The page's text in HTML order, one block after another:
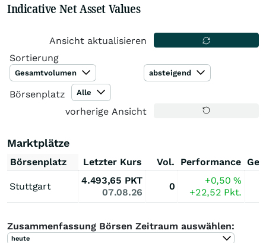
Indicative Net Asset Values
Ansicht aktualisieren
Sortierung
Gesamtvolumen absteigend
Börsenplatz Alle
vorherige Ansicht
Marktplätze
Börsenplatz Letzter Kurs Vol. Performance
Stuttgart
4.493,65 PKT
07.08.26
0
+0,50%
+22,52 Pkt.
Zusammenfassung Börsen Zeitraum auswählen:
heute